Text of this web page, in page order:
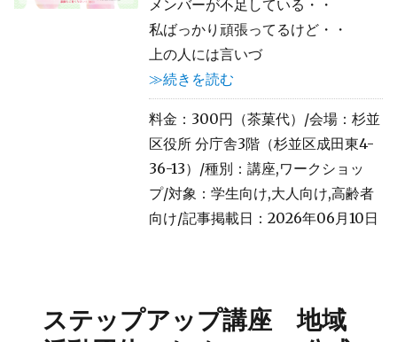
メンバーが不足している・・
私ばっかり頑張ってるけど・・
上の人には言いづ
≫続きを読む
料金：300円（茶菓代）/会場：杉並
区役所 分庁舎3階（杉並区成田東4-
36-13）/種別：講座,ワークショッ
プ/対象：学生向け,大人向け,高齢者
向け/記事掲載日：2026年06月10日
ステップアップ講座 地域